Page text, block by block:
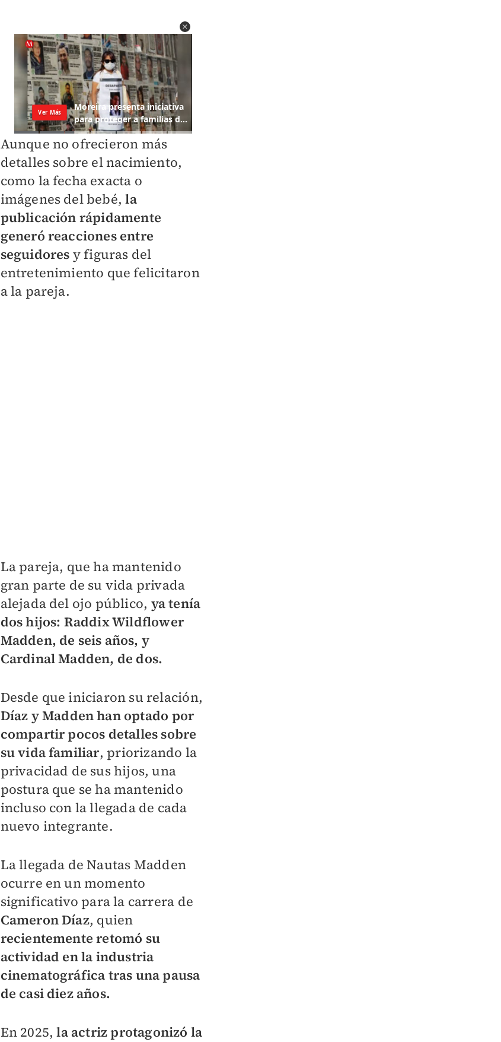
Aunque no ofrecieron más
detalles sobre el nacimiento,
como la fecha exacta o
imágenes del bebé, la
publicación rápidamente
generó reacciones entre
seguidores y figuras del
entretenimiento que felicitaron
a la pareja.
La pareja, que ha mantenido
gran parte de su vida privada
alejada del ojo público, ya tenía
dos hijos: Raddix Wildflower
Madden, de seis años, y
Cardinal Madden, de dos.
Desde que iniciaron su relación,
Díaz y Madden han optado por
compartir pocos detalles sobre
su vida familiar, priorizando la
privacidad de sus hijos, una
postura que se ha mantenido
incluso con la llegada de cada
nuevo integrante.
La llegada de Nautas Madden
ocurre en un momento
significativo para la carrera de
Cameron Díaz, quien
recientemente retomó su
actividad en la industria
cinematográfica tras una pausa
de casi diez años.
En 2025,la actriz protagonizó la